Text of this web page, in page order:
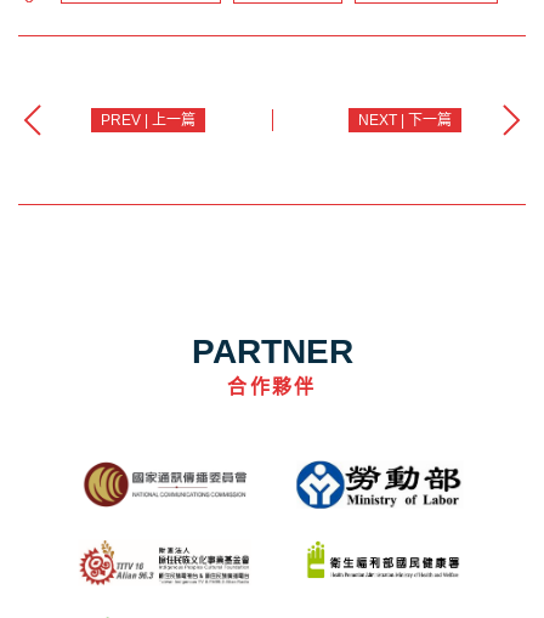
PREV | 上一篇 NEXT | 下一篇
PARTNER
合作夥伴